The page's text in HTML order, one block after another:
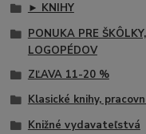
► KNIHY
PONUKA PRE
LOGOPÉDOV
ZĽAVA 11-20 %
Klasické knihy,
Knižné vydavateľstvá